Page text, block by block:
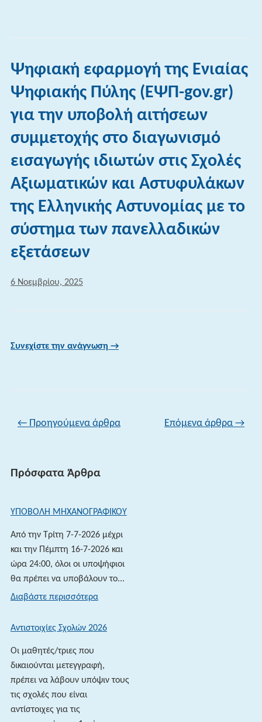
Πρόσφατα Άρθρα
ΥΠΟΒΟΛΗ ΜΗΧΑΝΟΓΡΑΦΙΚΟΥ
Από την Τρίτη 7-7-2026 μέχρι
και την Πέμπτη 16-7-2026 και
ώρα 24:00, όλοι οι υποψήφιοι
θα πρέπει να υποβάλουν το...
Διαβάστε περισσότερα:
ΜΗΧΑΝΟΓΡΑΦΙΚΟΥ
Αντιστοιχίες Σχολών 2026
Οι μαθητές/τριες που
δικαιούνται μετεγγραφή,
πρέπει να λάβουν υπόψιν τους
τις σχολές που είναι
αντίστοιχες για τις
Ψηφιακή εφαρμογή της Ενιαίας
Ψηφιακής Πύλης (ΕΨΠ-gov.gr)
για την υποβολή αιτήσεων
συμμετοχής στο διαγωνισμό
εισαγωγής ιδιωτών στις Σχολές
Αξιωματικών και Αστυφυλάκων
της Ελληνικής Αστυνομίας με το
σύστημα των πανελλαδικών
εξετάσεων
6 Νοεμβρίου, 2025
Συνεχίστε την ανάγνωση →
Πλοήγηση άρθρων
←Προηγούμενα άρθρα Επόμενα άρθρα→